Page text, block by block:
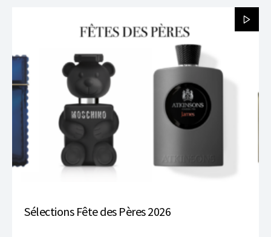
Sélections Fête des Pères 2026